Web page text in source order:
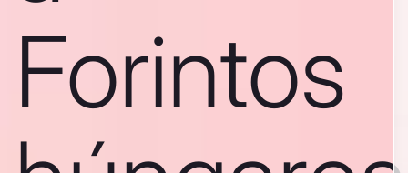
Forintos